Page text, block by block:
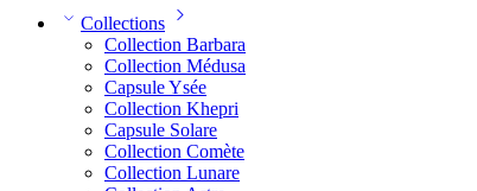
Collections
Collection Barbara
Collection Médusa
Capsule Ysée
Collection Khepri
Capsule Solare
Collection Comète
Collection Lunare